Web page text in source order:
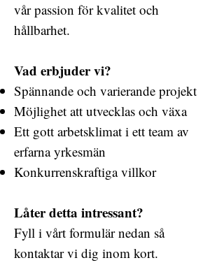
vår passion för kvalitet och
hållbarhet.
Vad erbjuder vi?
Spännande och varierande projekt
Möjlighet att utvecklas och växa
Ett gott arbetsklimat i ett team av
erfarna yrkesmän
Konkurrenskraftiga villkor
Låter detta intressant?
Fyll i vårt formulär nedan så
kontaktar vi dig inom kort.